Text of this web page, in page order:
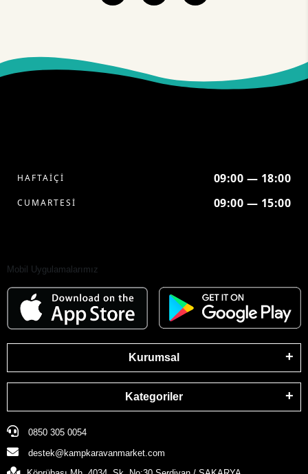
HAFTAİÇİ 09:00 — 18:00
CUMARTESİ 09:00 — 15:00
Mobil Uygulamalarımız
Kurumsal
Kategoriler
0850 305 0054
destek@kampkaravanmarket.com